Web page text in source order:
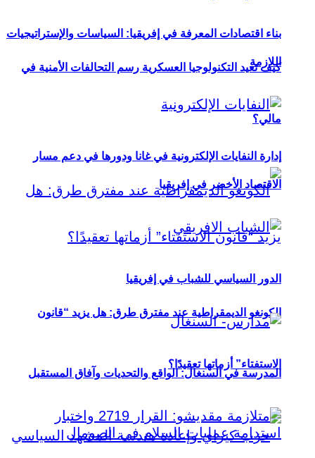
كيف تعيد التكنولوجيا العسكرية رسم التحالفات الأمنية في
مالي؟
الكونغو الديمقراطية عند مفترق طرق: هل يزيد “قانون
الاستفتاء” أزماتها تعقيدًا؟
بناء اقتصادات المعرفة في إفريقيا: السياسات والإستراتيجيات
اللازمة
إدارة النفايات الإلكترونية في غانا ودورها في دعم مسار
الاقتصاد الأخضر في إفريقيا
الدور السياسي للشباب في إفريقيا
المدرسة في السنغال: الواقع والتحديات وآفاق المستقبل